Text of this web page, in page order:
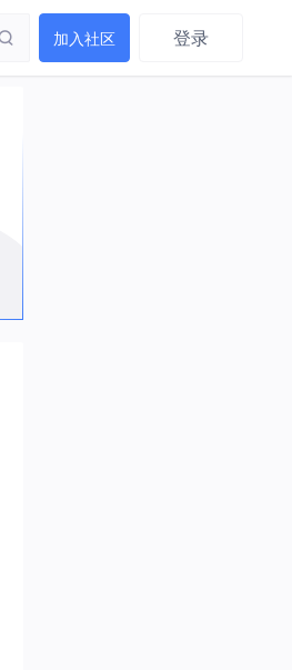
加入社区 登录